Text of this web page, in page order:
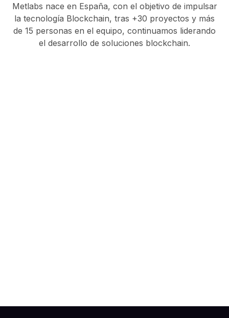
Metlabs nace en España, con el objetivo de impulsar
la tecnología Blockchain, tras +30 proyectos y más
de 15 personas en el equipo, continuamos liderando
el desarrollo de soluciones blockchain.